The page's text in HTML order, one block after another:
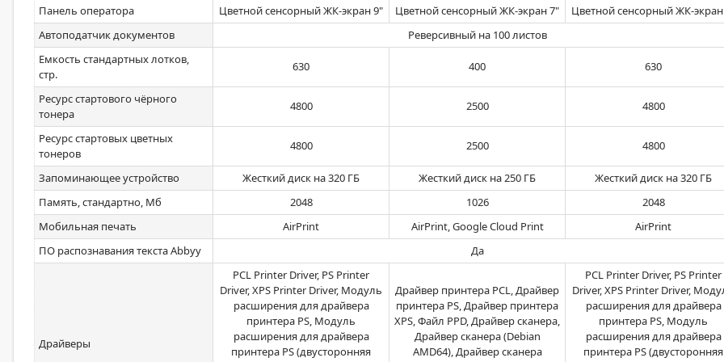
Панель оператора Цветной сенсорный ЖК-экран 9" Цветной сенсорный ЖК-экран 7"
Цветной сенсорный ЖК-
Автоподатчик документов
Реверсивный на 100 листов
Емкость стандартных лотков,
стр.
630 400 630
Ресурс стартового чёрного
тонера
4800 2500 4800
Ресурс стартовых цветных
тонеров
4800 2500 4800
Запоминающее устройство Жесткий диск на 320 ГБ Жесткий диск на 250 ГБ
Жесткий диск на 320 ГБ
Память, стандартно, Мб
2048 1026
2048
Мобильная печать
AirPrint AirPrint, Google Cloud Print
AirPrint
ПО распознавания текста Abbyy
Да
Драйверы
PCL Printer Driver, PS Printer
Driver, XPS Printer Driver, Модуль
расширения для драйвера
принтера PS, Модуль
расширения для драйвера
принтера PS (двусторонняя
Драйвер принтера PCL, Драйвер
принтера PS, Драйвер принтера
XPS, Файл PPD, Драйвер сканера,
Драйвер сканера (Debian
AMD64), Драйвер сканера
PCL Printer Driver, PS Printer
Driver, XPS Printer Driver,
расширения для драйвера
принтера PS, Модуль
расширения для драйвера
принтера PS (двусторонняя